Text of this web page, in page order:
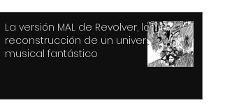
La versión MAL de Revolver, la
reconstrucción de un universo
musical fantástico